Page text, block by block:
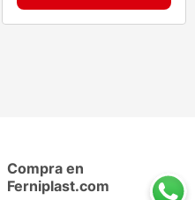
Compra en
Ferniplast.com